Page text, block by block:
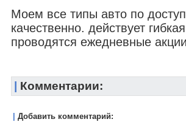
Моем все типы авто по
качественно. действует
проводятся ежедневные
Комментарии:
Добавить комментарий: